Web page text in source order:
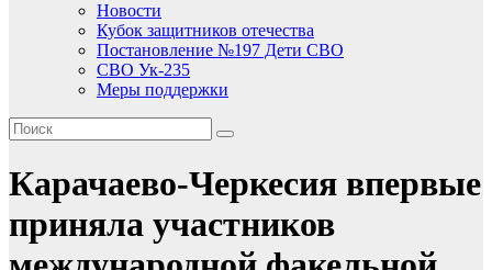
Новости
Кубок защитников отечества
Постановление №197 Дети СВО
СВО Ук-235
Меры поддержки
Карачаево-Черкесия впервые
приняла участников